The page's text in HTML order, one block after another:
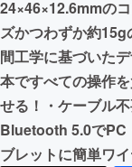
まちづ
CAMPFIRE
24×46×12.6mmの
ズかつわずか約15g
間工学に基づいた
本ですべての操作
せる！・ケーブル不
Bluetooth 5.0でPC
ブレットに簡単ワ